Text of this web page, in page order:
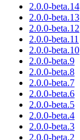
2.0.0-beta.14
2.0.0-beta.13
2.0.0-beta.12
2.0.0-beta.11
2.0.0-beta.10
2.0.0-beta.9
2.0.0-beta.8
2.0.0-beta.7
2.0.0-beta.6
2.0.0-beta.5
2.0.0-beta.4
2.0.0-beta.3
2.0.0-beta.2